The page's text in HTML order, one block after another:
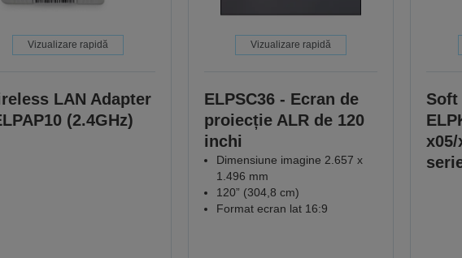
Vizualizare rapidă
LAN Adapter
(2.4GHz)
Vizualizare rapidă
ELPSC36 - Ecran de
proiecție ALR de 120
inchi
Dimensiune imagine 2.657 x
1.496 mm
120” (304,8 cm)
Format ecran lat 16:9
Soft
x05/